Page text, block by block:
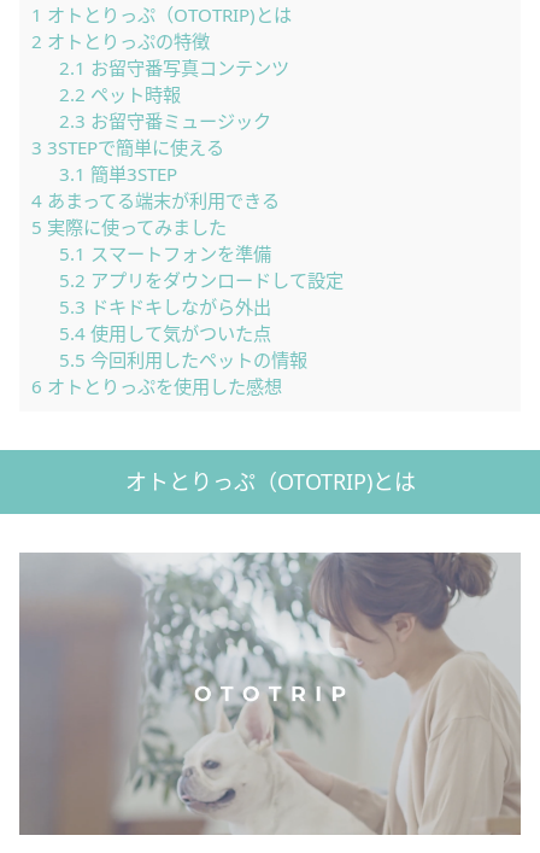
1 オトとりっぷ（OTOTRIP)とは
2 オトとりっぷの特徴
2.1 お留守番写真コンテンツ
2.2 ペット時報
2.3 お留守番ミュージック
3 3STEPで簡単に使える
3.1 簡単3STEP
4 あまってる端末が利用できる
5 実際に使ってみました
5.1 スマートフォンを準備
5.2 アプリをダウンロードして設定
5.3 ドキドキしながら外出
5.4使用して気がついた点
5.5 今回利用したペットの情報
6 オトとりっぷを使用した感想
オトとりっぷ（OTOTRIP)とは